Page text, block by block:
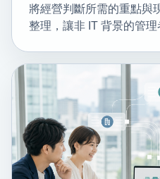
將經營判斷所需的重點與
整理，讓非 IT 背景的管理